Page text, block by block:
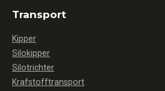
Transport
Kipper
Silokipper
Silotrichter
Krafstofftransport